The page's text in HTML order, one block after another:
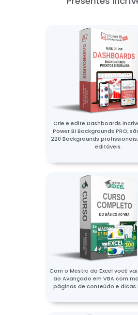
Crie e edite Dashboards
Power BI Backgrounds PRO,
220 Backgrounds
editáveis.
Com o Mestre do Excel você
ao Avançado em VBA com
páginas de conteúdo e dicas